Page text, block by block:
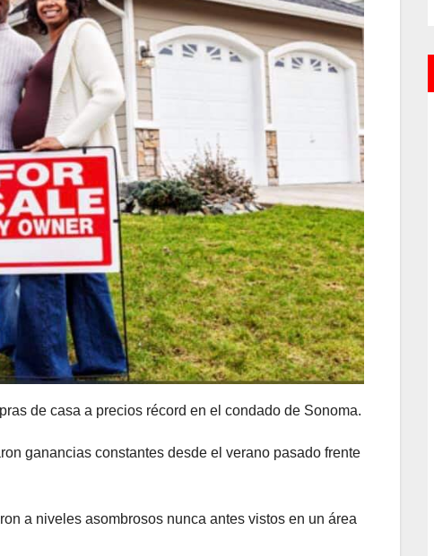
de casa a precios récord en el condado de Sonoma.
ganancias constantes desde el verano pasado frente
a niveles asombrosos nunca antes vistos en un área